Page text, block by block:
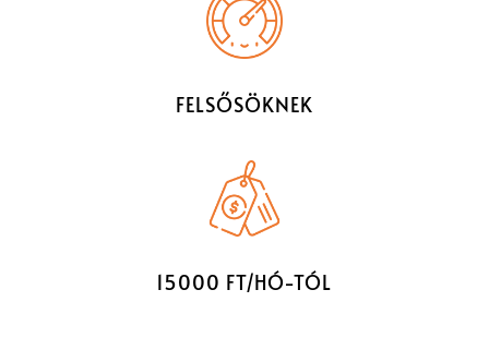
FELSŐSÖKNEK
15000 FT/HÓ-TÓL